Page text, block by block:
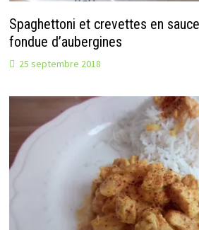
Spaghettoni et crevettes en
fondue d’aubergines
25 septembre 2018